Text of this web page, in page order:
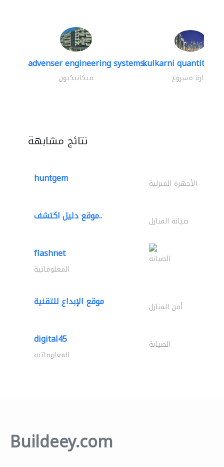
advenser engineering systems..
ميكانيكيون
kulkarni quantity
ادارة مشروع
نتائج مشابهة
huntgem الأجهزة المنزلية
موقع دليل اكتشف.. صيانة المنازل
flashnet الصيانة
المعلوماتية
موقع الإبداع للتقنية أمن المنازل
digital45 الصيانة
المعلوماتية
Buildeey.com